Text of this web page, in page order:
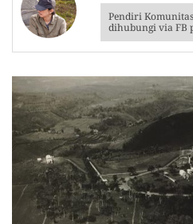
Pendiri
dihubungi via FB